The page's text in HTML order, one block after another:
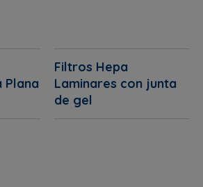
Plana
Filtros Hepa
Laminares con junta
de gel